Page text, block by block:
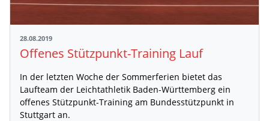
28.08.2019
Offenes Stützpunkt-Training Lauf
In der letzten Woche der Sommerferien bietet das
Laufteam der Leichtathletik Baden-Württemberg ein
offenes Stützpunkt-Training am Bundesstützpunkt in
Stuttgart an.